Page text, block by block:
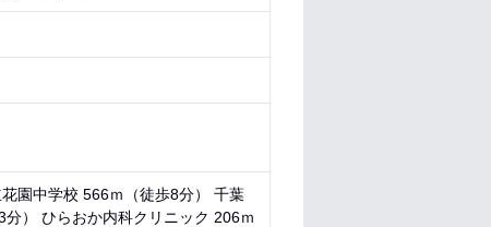
園中学校 566ｍ（徒歩8分） 千葉
） ひらおか内科クリニック 206ｍ